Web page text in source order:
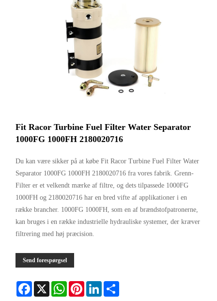
Fit Racor Turbine Fuel Filter Water Separator
1000FG 1000FH 2180020716
Du kan være sikker på at købe Fit Racor Turbine Fuel Filter Water
Separator 1000FG 1000FH 2180020716 fra vores fabrik. Grenn-
Filter er et velkendt mærke af filtre, og dets tilpassede 1000FG
1000FH og 2180020716 har en bred vifte af applikationer i en
række brancher. 1000FG 1000FH, som en af ​​brændstofpatronerne,
kan bruges i en række industrielle hydrauliske systemer, der kræver
filtrering med høj præcision.
Send forespørgsel
Facebook
X WhatsAppPinterestLinkedIn